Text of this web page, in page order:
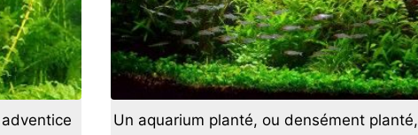
Un aquarium planté, ou densément planté,